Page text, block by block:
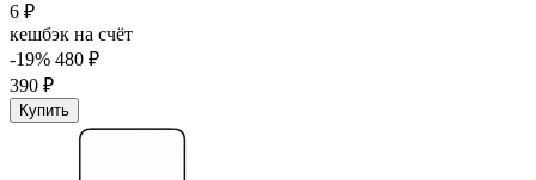
6 ₽
кешбэк на счёт
-19% 480 ₽
390 ₽
Купить